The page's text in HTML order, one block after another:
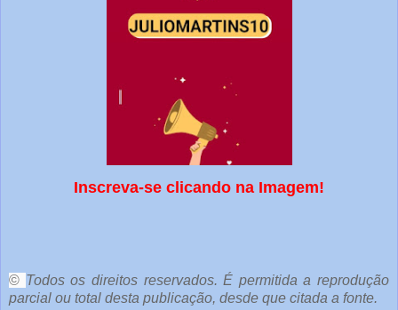
Inscreva-se clicando na Imagem!
ê
© Todos os direitos reservados. É permitida a reprodução
parcial ou total desta publicação, desde que citada a fonte.